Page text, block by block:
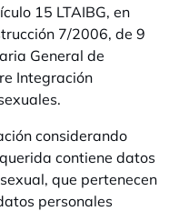
15 LTAIBG, en
7/2006, de 9
General de
Integración
considerando
contiene datos
que pertenecen
personales